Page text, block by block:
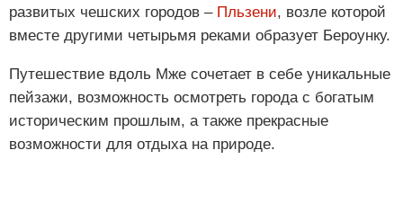
развитых чешских городов ‒ Пльзени, возле которой
вместе другими четырьмя реками образует Бероунку.
Путешествие вдоль Мже сочетает в себе уникальные
пейзажи, возможность осмотреть города с богатым
историческим прошлым, а также прекрасные
возможности для отдыха на природе.